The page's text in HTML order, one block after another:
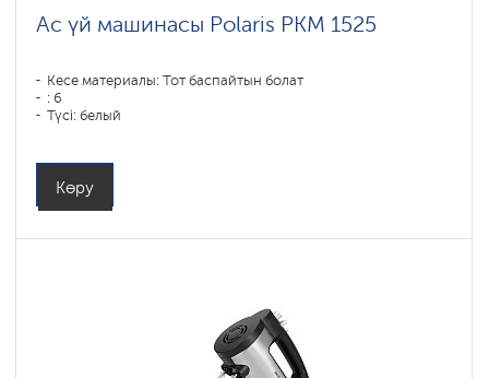
Ас үй машинасы Polaris PKM 1525
Кесе материалы: Тот баспайтын болат
: 6
Түсі: белый
Көру